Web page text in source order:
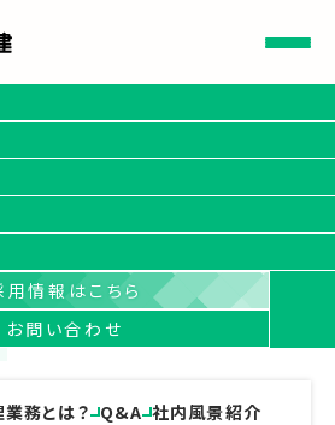
用情報はこちら
お問い合わせ
採用情報
務とは？ Q&A 社内風景紹介